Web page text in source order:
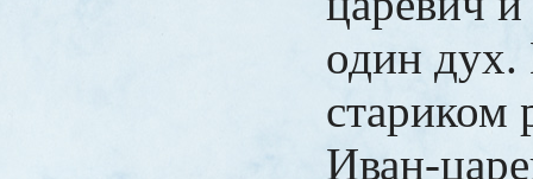
один
стариком
Иван-